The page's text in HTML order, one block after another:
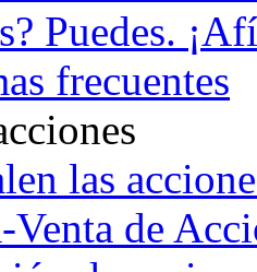
Puedes.
frecuentes
las
Venta de